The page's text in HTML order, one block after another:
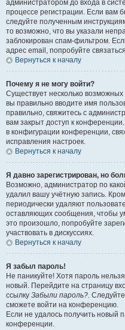
администратором до входа в
процессе регистрации. Если вам
следуйте полученным
то возможно, что вы указали
заблокирован спам-фильтром.
адрес email, попробуйте
Вернуться к началу
Почему я не могу войти?
Существует несколько
вы правильно вводите имя
правильно, свяжитесь с
вам закрыт доступ к
в конфигурации конференции,
исправления настроек.
Вернуться к началу
Я давно зарегистрирован, но
Возможно, администратор по
удалил вашу учётную запись.
периодически удаляют
оставляющих сообщения, чтобы
это произошло, попробуйте
участвовать в дискуссиях.
Вернуться к началу
Я забыл пароль!
Не паникуйте! Хотя пароль
новый. Перейдите на страницу
ссылку Забыли пароль?.
сможете войти на конференцию.
Если не удалось получить новый
конференции.